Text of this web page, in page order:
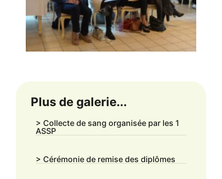
Plus de galerie...
> Collecte de sang organisée par les 1
ASSP
> Cérémonie de remise des diplômes